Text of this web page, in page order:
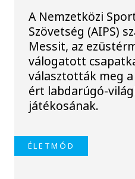
A Nemzetközi
Szövetség (AIPS)
Messit, az
válogatott
választották meg
ért labdarúgó-
játékosának.
ÉLETMÓD